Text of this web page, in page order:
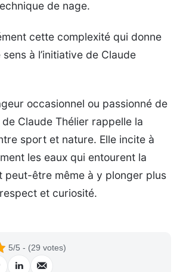
de nage.
cette complexité qui donne
à l’initiative de Claude
occasionnel ou passionné de
de Claude Thélier rappelle la
sport et nature. Elle incite à
les eaux qui entourent la
peut-être même à y plonger plus
et curiosité.
5/5 - (29 votes)